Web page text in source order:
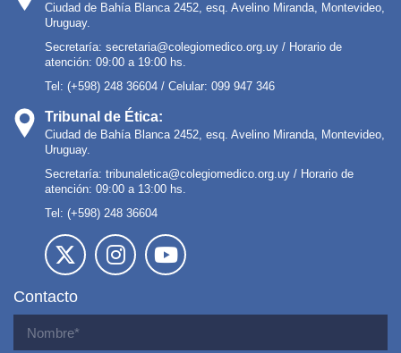
Ciudad de Bahía Blanca 2452, esq. Avelino Miranda, Montevideo,
Uruguay.
Secretaría: secretaria@colegiomedico.org.uy / Horario de
atención: 09:00 a 19:00 hs.
Tel: (+598) 248 36604 / Celular: 099 947 346
Tribunal de Ética:
Ciudad de Bahía Blanca 2452, esq. Avelino Miranda, Montevideo,
Uruguay.
Secretaría: tribunaletica@colegiomedico.org.uy / Horario de
atención: 09:00 a 13:00 hs.
Tel: (+598) 248 36604
Contacto